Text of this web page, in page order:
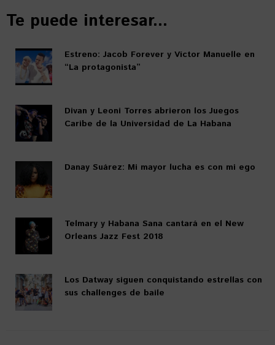
Te puede interesar...
Estreno: Jacob Forever y Víctor Manuelle en
“La protagonista”
Divan y Leoni Torres abrieron los Juegos
Caribe de la Universidad de La Habana
Danay Suárez: Mi mayor lucha es con mi ego
Telmary y Habana Sana cantará en el New
Orleans Jazz Fest 2018
Los Datway siguen conquistando estrellas con
sus challenges de baile